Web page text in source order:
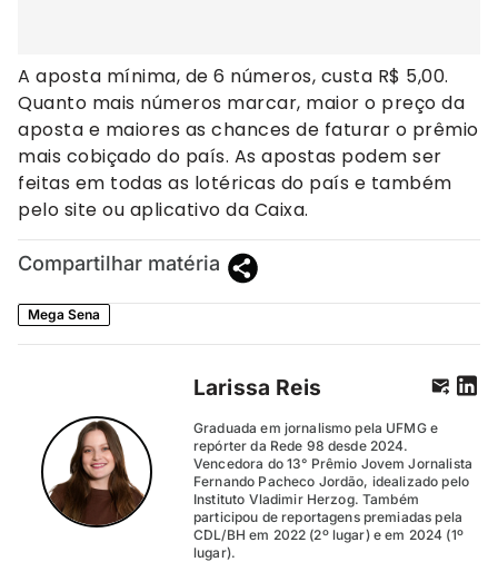
A aposta mínima, de 6 números, custa R$ 5,00.
Quanto mais números marcar, maior o preço da
aposta e maiores as chances de faturar o prêmio
mais cobiçado do país. As apostas podem ser
feitas em todas as lotéricas do país e também
pelo site ou aplicativo da Caixa.
Compartilhar matéria
Mega Sena
Larissa Reis
Graduada em jornalismo pela UFMG e
repórter da Rede 98 desde 2024.
Vencedora do 13° Prêmio Jovem Jornalista
Fernando Pacheco Jordão, idealizado pelo
Instituto Vladimir Herzog. Também
participou de reportagens premiadas pela
CDL/BH em 2022 (2º lugar) e em 2024 (1º
lugar).